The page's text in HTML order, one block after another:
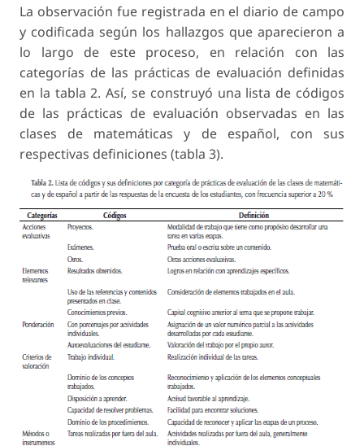
La observación fue registrada en el diario de campo
y codificada según los hallazgos que aparecieron a
lo largo de este proceso, en relación con las
categorías de las prácticas de evaluación definidas
en la tabla 2. Así, se construyó una lista de códigos
de las prácticas de evaluación observadas en las
clases de matemáticas y de español, con sus
respectivas definiciones (tabla 3).